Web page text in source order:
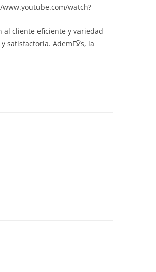
watch?
al cliente eficiente y variedad
satisfactoria. AdemГЎs, la